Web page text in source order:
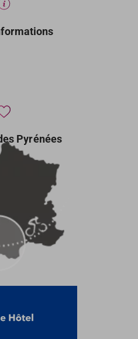
Pyrénées